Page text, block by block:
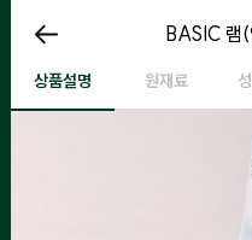
BASIC 램
BASIC 램
상품설명 원재료
BASIC 램(양) 로프 200g